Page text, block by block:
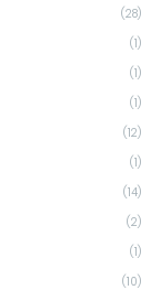
(28)
(1)
(1)
(1)
(12)
(1)
(14)
(2)
(1)
(10)